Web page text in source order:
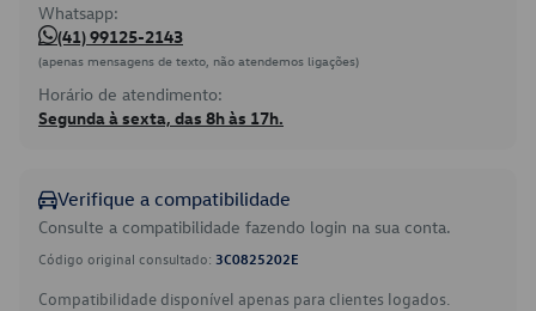
Whatsapp:
(41) 99125-2143
(apenas mensagens de texto, não atendemos ligações)
Horário de atendimento:
Segunda à sexta, das 8h às 17h.
Verifique a compatibilidade
Consulte a compatibilidade fazendo login na sua conta.
Código original consultado: 3C0825202E
Compatibilidade disponível apenas para clientes logados.